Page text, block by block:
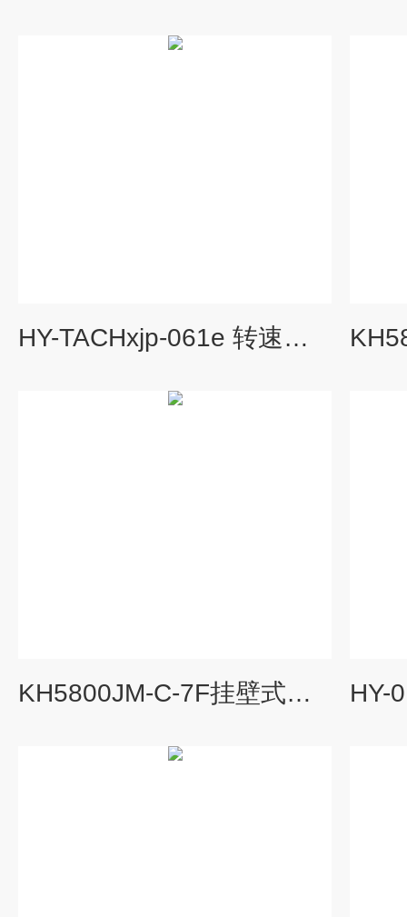
HY-TACHxjp-061e 转速数字显示仪
KH5800JM-C-7F挂壁式反转速监测保护仪